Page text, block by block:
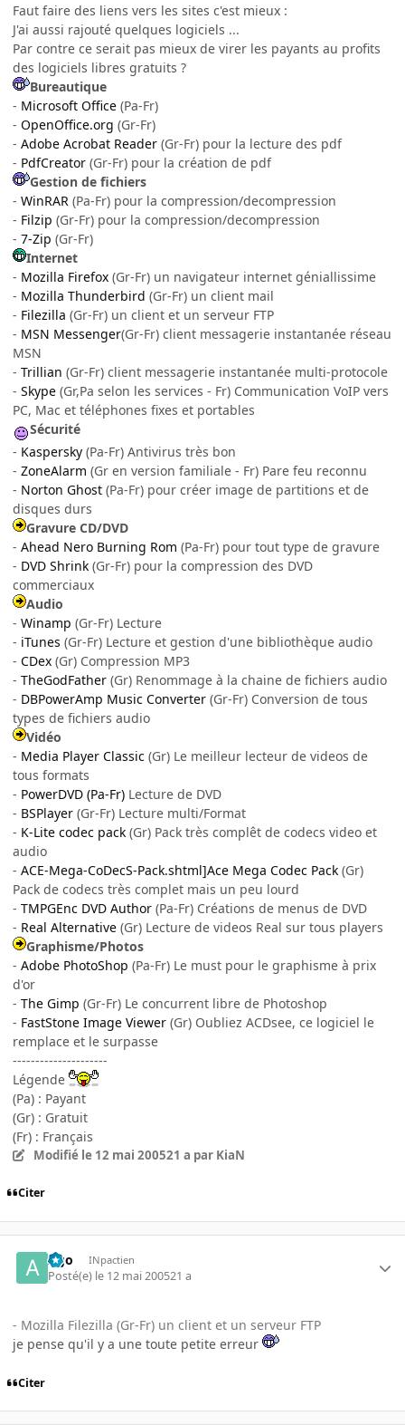
Faut faire des liens vers les sites c'est mieux :
J'ai aussi rajouté quelques logiciels ...
Par contre ce serait pas mieux de virer les payants au profits
des logiciels libres gratuits ?
Bureautique
- Microsoft Office (Pa-Fr)
- OpenOffice.org (Gr-Fr)
- Adobe Acrobat Reader (Gr-Fr) pour la lecture des pdf
- PdfCreator (Gr-Fr) pour la création de pdf
Gestion de fichiers
- WinRAR (Pa-Fr) pour la compression/decompression
- Filzip (Gr-Fr) pour la compression/decompression
- 7-Zip (Gr-Fr)
Internet
- Mozilla Firefox (Gr-Fr) un navigateur internet géniallissime
- Mozilla Thunderbird (Gr-Fr) un client mail
- Filezilla (Gr-Fr) un client et un serveur FTP
- MSN Messenger(Gr-Fr) client messagerie instantanée réseau
MSN
- Trillian (Gr-Fr) client messagerie instantanée multi-protocole
- Skype (Gr,Pa selon les services - Fr) Communication VoIP vers
PC, Mac et téléphones fixes et portables
Sécurité
- Kaspersky (Pa-Fr) Antivirus très bon
- ZoneAlarm (Gr en version familiale - Fr) Pare feu reconnu
- Norton Ghost (Pa-Fr) pour créer image de partitions et de
disques durs
Gravure CD/DVD
- Ahead Nero Burning Rom (Pa-Fr) pour tout type de gravure
- DVD Shrink (Gr-Fr) pour la compression des DVD
commerciaux
Audio
- Winamp (Gr-Fr) Lecture
- iTunes (Gr-Fr) Lecture et gestion d'une bibliothèque audio
- CDex (Gr) Compression MP3
- TheGodFather (Gr) Renommage à la chaine de fichiers audio
- DBPowerAmp Music Converter (Gr-Fr) Conversion de tous
types de fichiers audio
Vidéo
- Media Player Classic (Gr) Le meilleur lecteur de videos de
tous formats
- PowerDVD (Pa-Fr) Lecture de DVD
- BSPlayer (Gr-Fr) Lecture multi/Format
- K-Lite codec pack (Gr) Pack très complêt de codecs video et
audio
- ACE-Mega-CoDecS-Pack.shtml]Ace Mega Codec Pack (Gr)
Pack de codecs très complet mais un peu lourd
- TMPGEnc DVD Author (Pa-Fr) Créations de menus de DVD
- Real Alternative (Gr) Lecture de videos Real sur tous players
Graphisme/Photos
- Adobe PhotoShop (Pa-Fr) Le must pour le graphisme à prix
d'or
- The Gimp (Gr-Fr) Le concurrent libre de Photoshop
- FastStone Image Viewer (Gr) Oubliez ACDsee, ce logiciel le
remplace et le surpasse
---------------------
Légende
(Pa) : Payant
(Gr) : Gratuit
(Fr) : Français
Modifié le 12 mai 200521 a par KiaN
Citer
Ago INpactien
Posté(e) le 12 mai 200521 a
- Mozilla Filezilla (Gr-Fr) un client et un serveur FTP
je pense qu'il y a une toute petite erreur
Citer